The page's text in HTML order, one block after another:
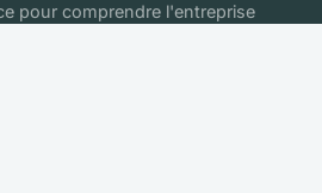
pour comprendre l'entreprise